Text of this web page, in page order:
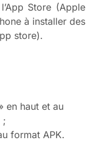
Store (Apple
à installer des
store).
en haut et au
;
format APK.